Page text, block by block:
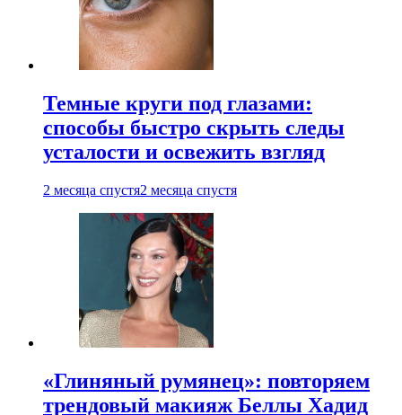
Темные круги под глазами:
способы быстро скрыть следы
усталости и освежить взгляд
2 месяца спустя2 месяца спустя
«Глиняный румянец»: повторяем
трендовый макияж Беллы Хадид